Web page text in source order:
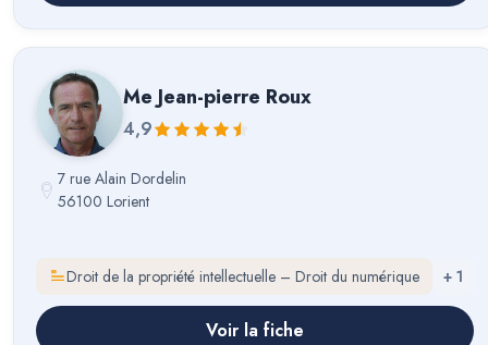
Me Jean-pierre Roux
4,9
7 rue Alain Dordelin
56100 Lorient
Droit de la propriété intellectuelle – Droit du numérique + 1
Voir la fiche